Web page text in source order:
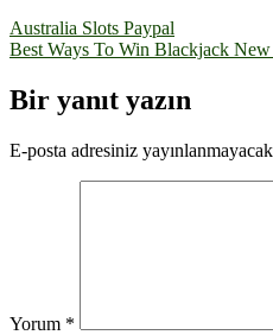
Yazı
gezinmesi
Australia Slots Paypal
Best Ways To Win Blackjack New
Bir yanıt yazın
E-posta adresiniz
Yorum *